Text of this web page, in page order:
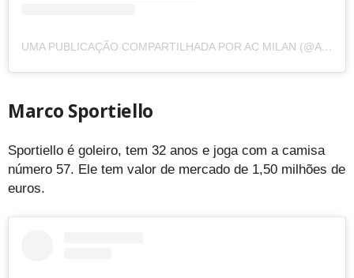
UMA PUBLICAÇÃO COMPARTILHADA POR AC MILAN (@ACMILAN)
Marco Sportiello
Sportiello é goleiro, tem 32 anos e joga com a camisa
número 57. Ele tem valor de mercado de 1,50 milhões de
euros.